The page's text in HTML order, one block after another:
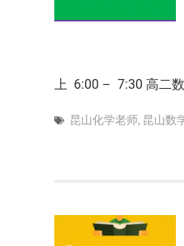
上 6:00 – 7:30 高二
昆山化学老师, 昆山数